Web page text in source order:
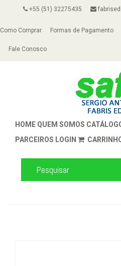
+55 (51) 32275435
Como Comprar Formas de Pagamento
Fale Conosco
HOME QUEM SOMOS
PARCEIROS LOGIN